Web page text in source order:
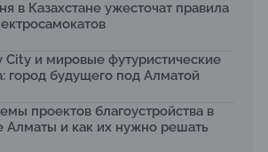
в Казахстане ужесточат правила
City и мировые футуристические
город будущего под Алматой
проектов благоустройства в
Алматы и как их нужно решать